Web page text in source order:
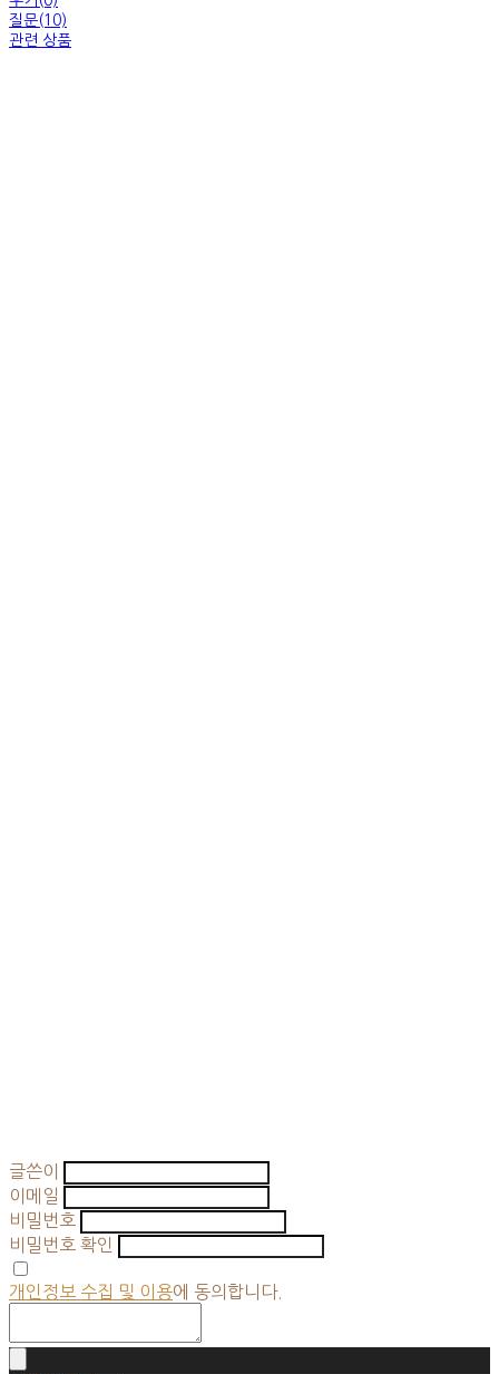
질문(10)
관련 상품
글쓴이
이메일
비밀번호
비밀번호 확인
개인정보 수집 및 이용에 동의합니다.